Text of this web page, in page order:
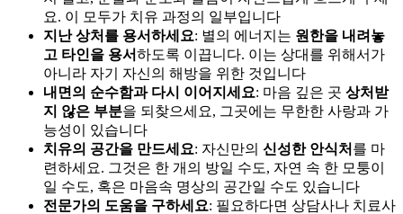
요. 이 모두가 치유 과정의 일부입니다
지난 상처를 용서하세요: 별의 에너지는 원한을 내려놓
고 타인을 용서하도록 이끕니다. 이는 상대를 위해서가
아니라 자기 자신의 해방을 위한 것입니다
내면의 순수함과 다시 이어지세요: 마음 깊은 곳 상처받
지 않은 부분을 되찾으세요, 그곳에는 무한한 사랑과 가
능성이 있습니다
치유의 공간을 만드세요: 자신만의 신성한 안식처 를 마
련하세요. 그것은 한 개의 방일 수도, 자연 속 한 모퉁이
일 수도, 혹은 마음속 명상의 공간일 수도 있습니다
전문가의 도움을 구하세요: 필요하다면 상담사나 치료사